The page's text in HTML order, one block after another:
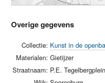
Overige gegevens
Collectie: Kunst in de
Materialen: Gietijzer
Straatnaam: P.E. Tegelbergplein